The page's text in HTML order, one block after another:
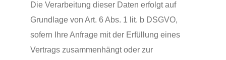
Die Verarbeitung dieser Daten erfolgt auf
Grundlage von Art. 6 Abs. 1 lit. b DSGVO,
sofern Ihre Anfrage mit der Erfüllung eines
Vertrags zusammenhängt oder zur